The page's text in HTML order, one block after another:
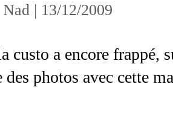
Nad | 13/12/2009
custo a encore frappé,
des photos avec cette